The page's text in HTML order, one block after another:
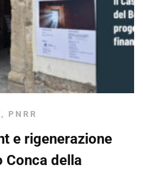
, PNRR
e rigenerazione
della